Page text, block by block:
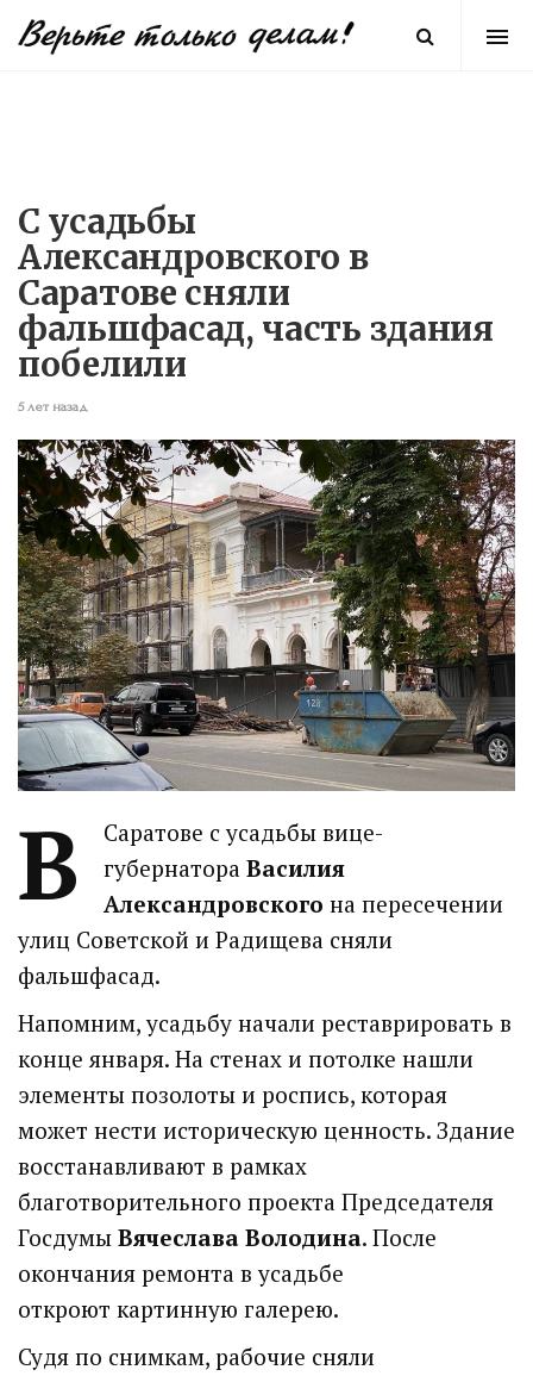
С усадьбы
Александровского в
Саратове сняли
фальшфасад, часть здания
побелили
5 лет назад
В
Саратове с усадьбы вице-
губернатора Василия
Александровского на пересечении
улиц Советской и Радищева сняли
фальшфасад.
Напомним, усадьбу начали реставрировать в
конце января. На стенах и потолке нашли
элементы позолоты и роспись, которая
может нести историческую ценность. Здание
восстанавливают в рамках
благотворительного проекта Председателя
Госдумы Вячеслава Володина. После
окончания ремонта в усадьбе
откроют картинную галерею.
Судя по снимкам, рабочие сняли